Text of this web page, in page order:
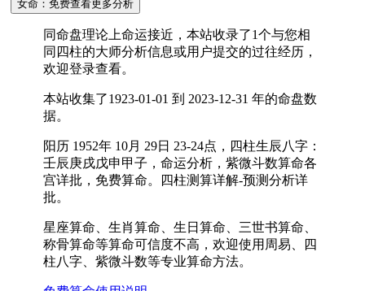
女命：免费查看更多分析
同命盘理论上命运接近，本站收录了1个与您相
同四柱的大师分析信息或用户提交的过往经历，
欢迎登录查看。
本站收集了1923-01-01 到 2023-12-31 年的命盘数
据。
阳历 1952年 10月 29日 23-24点，四柱生辰八字：
壬辰庚戌戊申甲子，命运分析，紫微斗数算命各
宫详批，免费算命。四柱测算详解-预测分析详
批。
星座算命、生肖算命、生日算命、三世书算命、
称骨算命等算命可信度不高，欢迎使用周易、四
柱八字、紫微斗数等专业算命方法。